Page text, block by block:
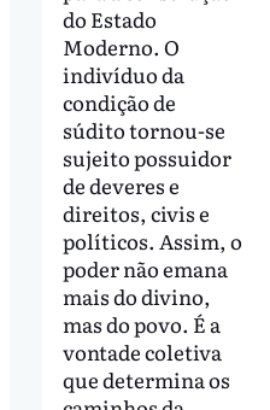
do Estado
Moderno. O
indivíduo da
condição de
súdito tornou-se
sujeito possuidor
de deveres e
direitos, civis e
políticos. Assim, o
poder não emana
mais do divino,
mas do povo. É a
vontade coletiva
que determina os